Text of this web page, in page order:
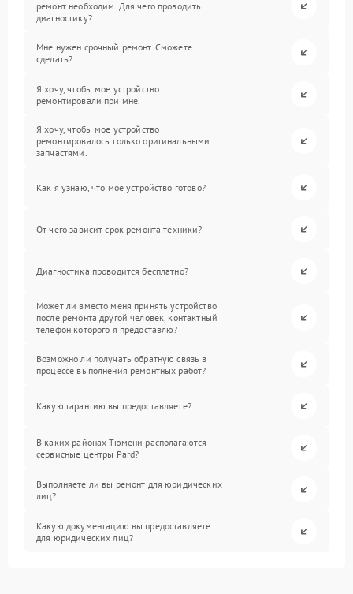
ремонт необходим. Для чего проводить
диагностику?
Мне нужен срочный ремонт. Сможете
сделать?
Я хочу, чтобы мое устройство
ремонтировали при мне.
Я хочу, чтобы мое устройство
ремонтировалось только оригинальными
запчастями.
Как я узнаю, что мое устройство готово?
От чего зависит срок ремонта техники?
Диагностика проводится бесплатно?
Может ли вместо меня принять устройство
после ремонта другой человек, контактный
телефон которого я предоставлю?
Возможно ли получать обратную связь в
процессе выполнения ремонтных работ?
Какую гарантию вы предоставляете?
В каких районах Тюмени располагаются
сервисные центры Pard?
Выполняете ли вы ремонт для юридических
лиц?
Какую документацию вы предоставляете
для юридических лиц?